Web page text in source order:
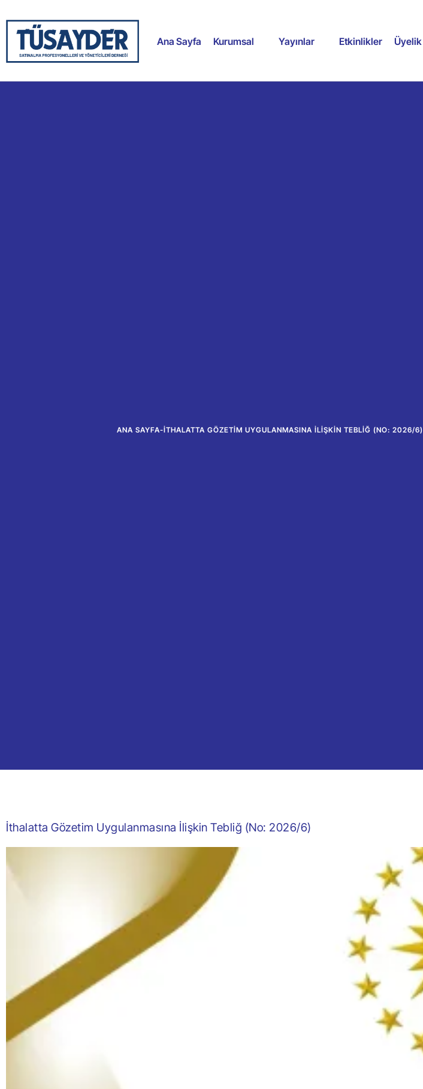
Ana Sayfa Kurumsal Yayınlar Etkinlikler Üyelik
ANA SAYFA-İTHALATTA GÖZETIM UYGULANMASINA İLIŞKIN TEBLIĞ (NO: 2026/6)
İthalatta Gözetim Uygulanmasına İlişkin Tebliğ (No: 2026/6)